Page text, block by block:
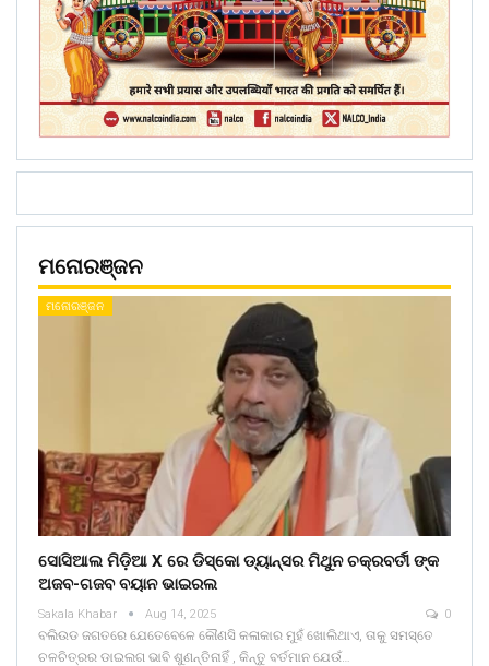
ମନୋରଞ୍ଜନ
ମନୋରଞ୍ଜନ
ସୋସିଆଲ ମିଡ଼ିଆ X ରେ ଡିସ୍କୋ ଡ୍ୟାନ୍ସର ମିଥୁନ ଚକ୍ରବର୍ତୀ ଙ୍କ
ଅଜବ-ଗଜବ ବୟାନ ଭାଇରଲ
Sakala Khabar Aug 14, 2025 0
ବଲିଉଡ ଜଗତରେ ଯେତେବେଳେ କୌଣସି କଳାକାର ମୁହଁ ଖୋଲିଥାଏ, ତାକୁ ସମସ୍ତେ
ଚଳଚିତ୍ରର ଡାଇଲଗ ଭାବି ଶୁଣନ୍ତିନାହିଁ , କିନ୍ତୁ ବର୍ତମାନ ଯେଉଁ…